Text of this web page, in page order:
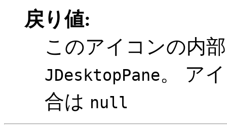
戻り値:
このアイコンの内
JDesktopPane。 ア
合は null